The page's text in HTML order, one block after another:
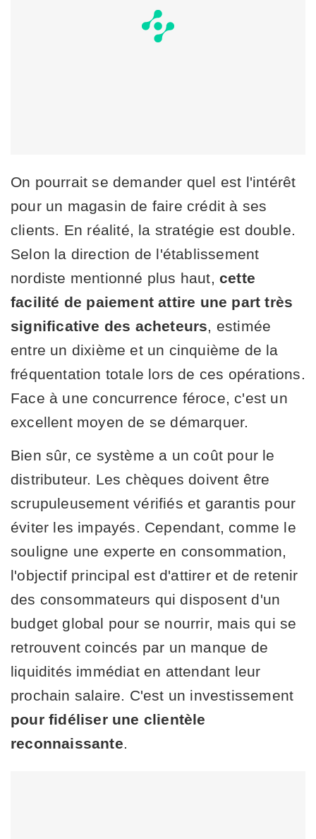
On pourrait se demander quel est l'intérêt
pour un magasin de faire crédit à ses
clients. En réalité, la stratégie est double.
Selon la direction de l'établissement
nordiste mentionné plus haut, cette
facilité de paiement attire une part très
significative des acheteurs , estimée
entre un dixième et un cinquième de la
fréquentation totale lors de ces opérations.
Face à une concurrence féroce, c'est un
excellent moyen de se démarquer.
Bien sûr, ce système a un coût pour le
distributeur. Les chèques doivent être
scrupuleusement vérifiés et garantis pour
éviter les impayés. Cependant, comme le
souligne une experte en consommation,
l'objectif principal est d'attirer et de retenir
des consommateurs qui disposent d'un
budget global pour se nourrir, mais qui se
retrouvent coincés par un manque de
liquidités immédiat en attendant leur
prochain salaire. C'est un investissement
pour fidéliser une clientèle
reconnaissante